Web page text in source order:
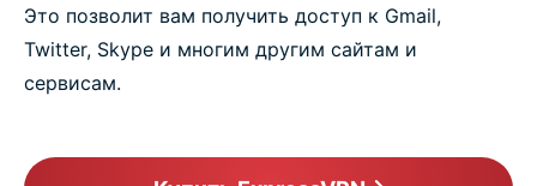
Это позволит вам получить доступ к Gmail,
Twitter, Skype и многим другим сайтам и
сервисам.